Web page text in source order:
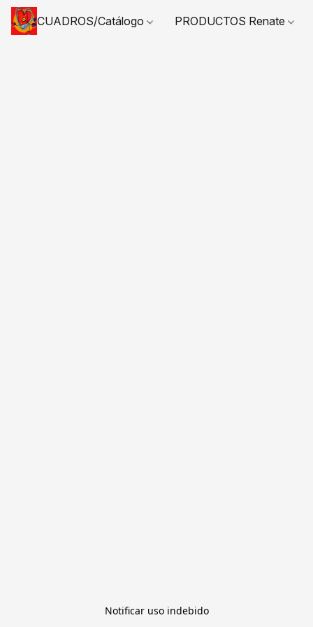
CUADROS/Catálogo PRODUCTOS Renate
Notificar uso indebido